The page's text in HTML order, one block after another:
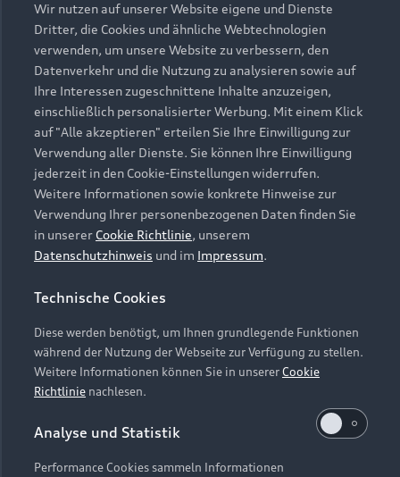
Wir nutzen auf unserer Website eigene und Dienste
Dritter, die Cookies und ähnliche Webtechnologien
verwenden, um unsere Website zu verbessern, den
Datenverkehr und die Nutzung zu analysieren sowie auf
Ihre Interessen zugeschnittene Inhalte anzuzeigen,
einschließlich personalisierter Werbung. Mit einem Klick
auf "Alle akzeptieren" erteilen Sie Ihre Einwilligung zur
Verwendung aller Dienste. Sie können Ihre Einwilligung
jederzeit in den Cookie-Einstellungen widerrufen.
Weitere Informationen sowie konkrete Hinweise zur
Verwendung Ihrer personenbezogenen Daten finden Sie
in unserer Cookie Richtlinie, unserem
Datenschutzhinweis und im Impressum.
Technische Cookies
Diese werden benötigt, um Ihnen grundlegende Funktionen
während der Nutzung der Webseite zur Verfügung zu stellen.
Weitere Informationen können Sie in unsererCookie
Richtlinie nachlesen.
Analyse und Statistik
Performance Cookies sammeln Informationen